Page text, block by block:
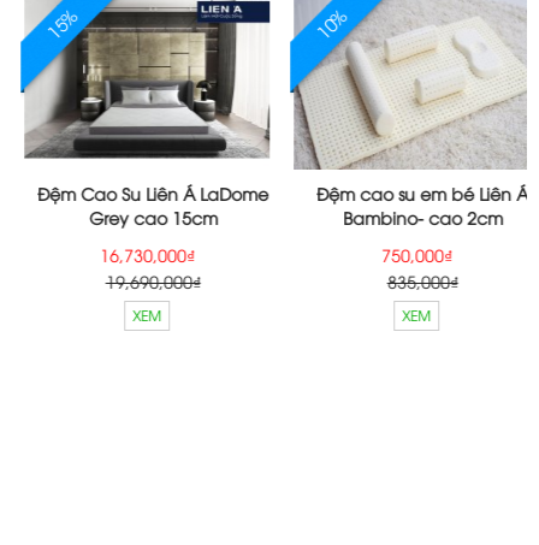
15%
Đệm Cao Su Liên Á LaDome
Grey cao 15cm
16,730,000₫
19,690,000₫
XEM
10%
Đệm cao su em bé Liên Á
Bambino- cao 2cm
750,000₫
835,000₫
XEM